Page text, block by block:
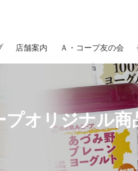
店舗案内 Ａ・コープ友の会
オリジナル商